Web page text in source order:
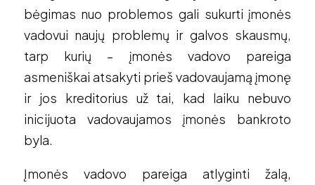
bėgimas nuo problemos gali sukurti įmonės
vadovui naujų problemų ir galvos skausmų,
tarp kurių – įmonės vadovo pareiga
asmeniškai atsakyti prieš vadovaujamą įmonę
ir jos kreditorius už tai, kad laiku nebuvo
inicijuota vadovaujamos įmonės bankroto
byla.
Įmonės vadovo pareiga atlyginti žalą,